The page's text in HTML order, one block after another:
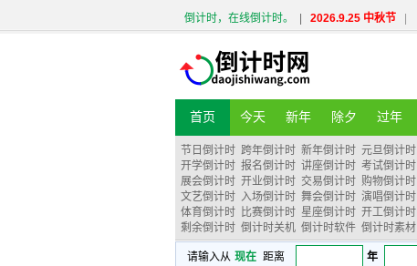
倒计时，在线倒计时。 2026.9.25 中秋节
首页 今天 新年 除夕 过年
节日倒计时 跨年倒计时 新年倒计时 元旦倒计时
开学倒计时 报名倒计时 讲座倒计时 考试倒计时
展会倒计时 开业倒计时 交易倒计时 购物倒计时
文艺倒计时 入场倒计时 舞会倒计时 演唱倒计时
体育倒计时 比赛倒计时 星座倒计时 开工倒计时
剩余倒计时 倒计时关机 倒计时软件 倒计时素材